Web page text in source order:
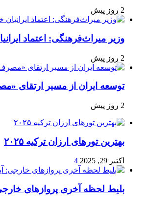
2 روز پیش
وزیر میراث‌فرهنگی: اعتماد
2 روز پیش
توسعه ایران از مسیر ارتقای
2 روز پیش
بهترین تورهای ارزان ترکیه ۲۰۲۵
اکتبر 29, 2025 4
بلیط لحظه آخری پروازهای